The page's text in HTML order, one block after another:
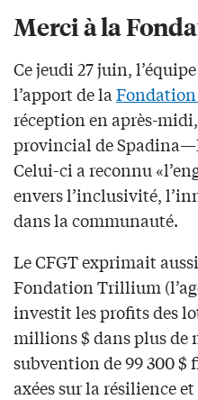
Merci à la
Ce jeudi 27 juin,
l’apport de la
réception en après-
provincial de
Celui-ci a reconnu
envers l’inclusivité,
dans la communauté.
Le CFGT exprimait
Fondation Trillium
investit les profits des
millions $ dans plus de
subvention de 99 300
axées sur la résilience